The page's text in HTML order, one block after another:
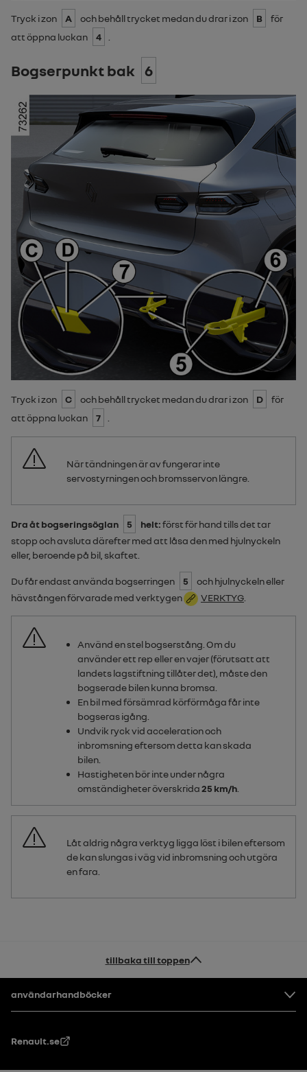
Tryck i zon A och behåll trycket medan du drar i zon B
för
att öppna luckan
4
Bogserpunkt bak 6
Tryck i zon C och behåll trycket medan du drar i zon D
för
att öppna luckan
7
När tändningen är av fungerar inte
servostyrningen och bromsservon längre.
Dra åt bogseringsöglan 5 helt:först för hand tills det tar
stopp och avsluta därefter med att låsa den med hjulnyckeln
eller, beroende på bil, skaftet.
Du får endast använda bogserringen 5
och hjulnyckeln eller
hävstången förvarade med verktygen
VERKTYG
Använd en stel bogserstång. Om du
använder ett rep eller en vajer (förutsatt att
landets lagstiftning tillåter det), måste den
bogserade bilen kunna bromsa.
En bil med försämrad körförmåga får inte
bogseras igång.
Undvik ryck vid acceleration och
inbromsning eftersom detta kan skada
bilen.
Hastigheten bör inte under några
omständigheter överskrida25 km/h
Låt aldrig några verktyg ligga löst i bilen eftersom
de kan slungas i väg vid inbromsning och utgöra
en fara.
tillbaka till toppen
Footer
användarhandböcker
Renault.se